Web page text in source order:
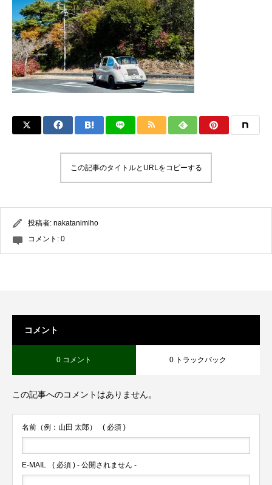
イギリス車
ENGLAND
ドイツ車
GERMANY
この記事のタイトルとURLをコピーする
投稿者: nakatanimiho
コメント: 0
コメント
0 コメント 0 トラックバック
この記事へのコメントはありません。
名前（例：山田 太郎） ( 必須 )
E-MAIL ( 必須 ) - 公開されません -